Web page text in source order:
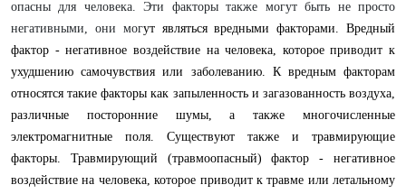
опасны для человека. Эти факторы также могут быть не просто
негативными, они могут являться вредными факторами. Вредный
фактор - негативное воздействие на человека, которое приводит к
ухудшению самочувствия или заболеванию. К вредным факторам
относятся такие факторы как запыленность и загазованность воздуха,
различные посторонние шумы, а также многочисленные
электромагнитные поля. Существуют также и травмирующие
факторы. Травмирующий (травмоопасный) фактор - негативное
воздействие на человека, которое приводит к травме или летальному